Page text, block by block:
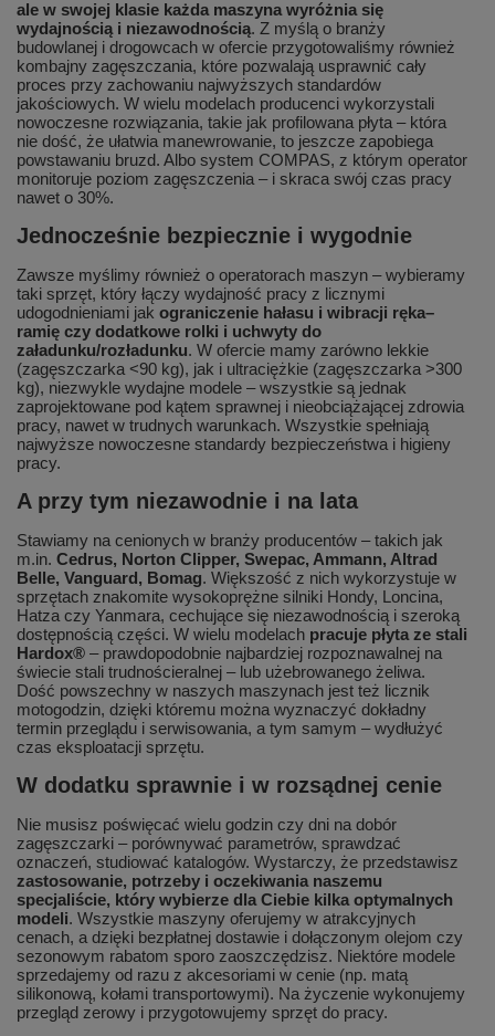
ale w swojej klasie każda maszyna wyróżnia się
wydajnością i niezawodnością. Z myślą o branży
budowlanej i drogowcach w ofercie przygotowaliśmy również
kombajny zagęszczania, które pozwalają usprawnić cały
proces przy zachowaniu najwyższych standardów
jakościowych. W wielu modelach producenci wykorzystali
nowoczesne rozwiązania, takie jak profilowana płyta – która
nie dość, że ułatwia manewrowanie, to jeszcze zapobiega
powstawaniu bruzd. Albo system COMPAS, z którym operator
monitoruje poziom zagęszczenia – i skraca swój czas pracy
nawet o 30%.
Jednocześnie bezpiecznie i wygodnie
Zawsze myślimy również o operatorach maszyn – wybieramy
taki sprzęt, który łączy wydajność pracy z licznymi
udogodnieniami jak ograniczenie hałasu i wibracji ręka–
ramię czy dodatkowe rolki i uchwyty do
załadunku/rozładunku. W ofercie mamy zarówno lekkie
(zagęszczarka <90 kg), jak i ultraciężkie (zagęszczarka >300
kg), niezwykle wydajne modele – wszystkie są jednak
zaprojektowane pod kątem sprawnej i nieobciążającej zdrowia
pracy, nawet w trudnych warunkach. Wszystkie spełniają
najwyższe nowoczesne standardy bezpieczeństwa i higieny
pracy.
A przy tym niezawodnie i na lata
Stawiamy na cenionych w branży producentów – takich jak
m.in. Cedrus, Norton Clipper, Swepac, Ammann, Altrad
Belle, Vanguard, Bomag. Większość z nich wykorzystuje w
sprzętach znakomite wysokoprężne silniki Hondy, Loncina,
Hatza czy Yanmara, cechujące się niezawodnością i szeroką
dostępnością części. W wielu modelach pracuje płyta ze stali
Hardox® – prawdopodobnie najbardziej rozpoznawalnej na
świecie stali trudnościeralnej – lub użebrowanego żeliwa.
Dość powszechny w naszych maszynach jest też licznik
motogodzin, dzięki któremu można wyznaczyć dokładny
termin przeglądu i serwisowania, a tym samym – wydłużyć
czas eksploatacji sprzętu.
W dodatku sprawnie i w rozsądnej cenie
Nie musisz poświęcać wielu godzin czy dni na dobór
zagęszczarki – porównywać parametrów, sprawdzać
oznaczeń, studiować katalogów. Wystarczy, że przedstawisz
zastosowanie, potrzeby i oczekiwania naszemu
specjaliście, który wybierze dla Ciebie kilka optymalnych
modeli. Wszystkie maszyny oferujemy w atrakcyjnych
cenach, a dzięki bezpłatnej dostawie i dołączonym olejom czy
sezonowym rabatom sporo zaoszczędzisz. Niektóre modele
sprzedajemy od razu z akcesoriami w cenie (np. matą
silikonową, kołami transportowymi). Na życzenie wykonujemy
przegląd zerowy i przygotowujemy sprzęt do pracy.